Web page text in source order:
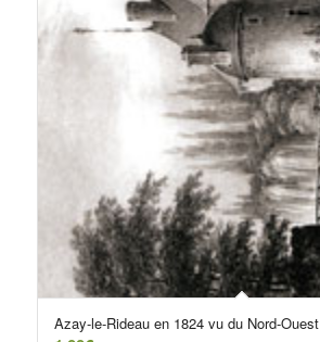
Azay-le-Rideau en 1824 vu du Nord-Ouest